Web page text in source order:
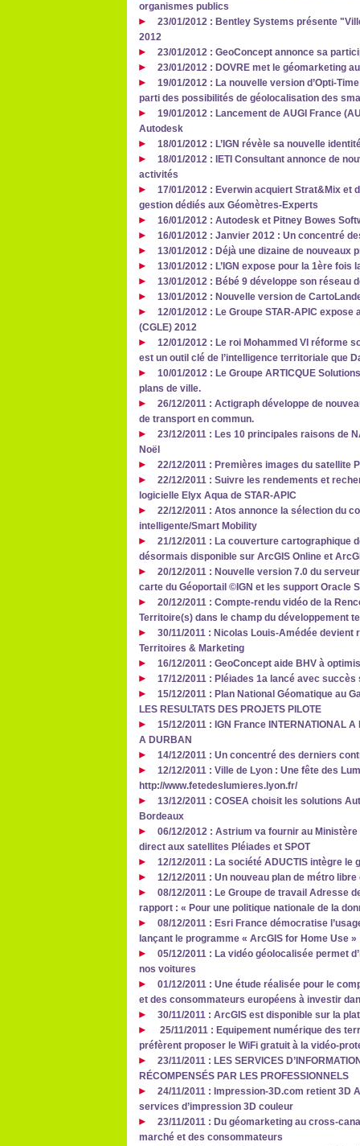
organismes publics
23/01/2012 : Bentley Systems présente
2012
23/01/2012 : GeoConcept annonce sa
23/01/2012 : DOVRE met le géomarketing
19/01/2012 : La nouvelle version d’Opti-
parti des possibilités de géolocalisation des
19/01/2012 : Lancement de AUGI France
Autodesk
18/01/2012 : L’IGN révèle sa nouvelle
18/01/2012 : IETI Consultant annonce de
activités
17/01/2012 : Everwin acquiert Strat&Mix et
gestion dédiés aux Géomètres-Experts
16/01/2012 : Autodesk et Pitney Bowes
16/01/2012 : Janvier 2012 : Un concentré
13/01/2012 : Déjà une dizaine de nouveaux
13/01/2012 : L’IGN expose pour la 1ère fois
13/01/2012 : Bébé 9 développe son réseau
13/01/2012 : Nouvelle version de
12/01/2012 : Le Groupe STAR-APIC
(CGLE) 2012
12/01/2012 : Le roi Mohammed VI réforme
est un outil clé de l’intelligence territoriale que
10/01/2012 : Le Groupe ARTICQUE
plans de ville.
26/12/2011 : Actigraph développe de
de transport en commun.
23/12/2011 : Les 10 principales raisons de
Noël
22/12/2011 : Premières images du satellite
22/12/2011 : Suivre les rendements et
logicielle Elyx Aqua de STAR-APIC
22/12/2011 : Atos annonce la sélection du
intelligente/Smart Mobility
21/12/2011 : La couverture cartographique
désormais disponible sur ArcGIS Online et
20/12/2011 : Nouvelle version 7.0 du
carte du Géoportail ©IGN et les support Oracle
20/12/2011 : Compte-rendu vidéo de la
Territoire(s) dans le champ du développement
30/11/2011 : Nicolas Louis-Amédée
Territoires & Marketing
16/12/2011 : GeoConcept aide BHV à
17/12/2011 : Pléiades 1a lancé avec
15/12/2011 : Plan National Géomatique au
LES RESULTATS DES PROJETS PILOTE
15/12/2011 : IGN France INTERNATIONAL A
A DURBAN
14/12/2011 : Un concentré des derniers
12/12/2011 : Ville de Lyon : Une fête des
http://www.fetedeslumieres.lyon.fr/
13/12/2011 : COSEA choisit les solutions
Bordeaux
06/12/2012 : Astrium va fournir au
direct aux satellites Pléiades et SPOT
12/12/2011 : La société ADUCTIS intègre le
12/12/2011 : Un nouveau plan de métro
08/12/2011 : Le Groupe de travail Adresse
rapport : « Pour une politique nationale de la
08/12/2011 : Esri France démocratise
lançant le programme « ArcGIS for Home Use »
05/12/2011 : La vidéo géolocalisée permet
nos voitures
01/12/2011 : Une étude réalisée pour le
et des consommateurs européens à investir
30/11/2011 : ArcGIS est disponible sur la
25/11/2011 : Equipement numérique des
préfèrent proposer le WiFi gratuit à la vidéo-
23/11/2011 : LES SERVICES
RÉCOMPENSÉS PAR LES PROFESSIONNELS
24/11/2011 : Impression-3D.com retient 3D
services d’impression 3D couleur
23/11/2011 : Du géomarketing au cross-
marché et des consommateurs